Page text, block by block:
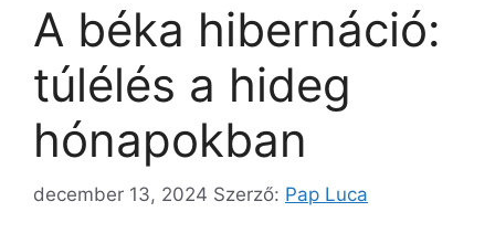
A béka hibernáció:
túlélés a hideg
hónapokban
december 13, 2024 Szerző: Pap Luca